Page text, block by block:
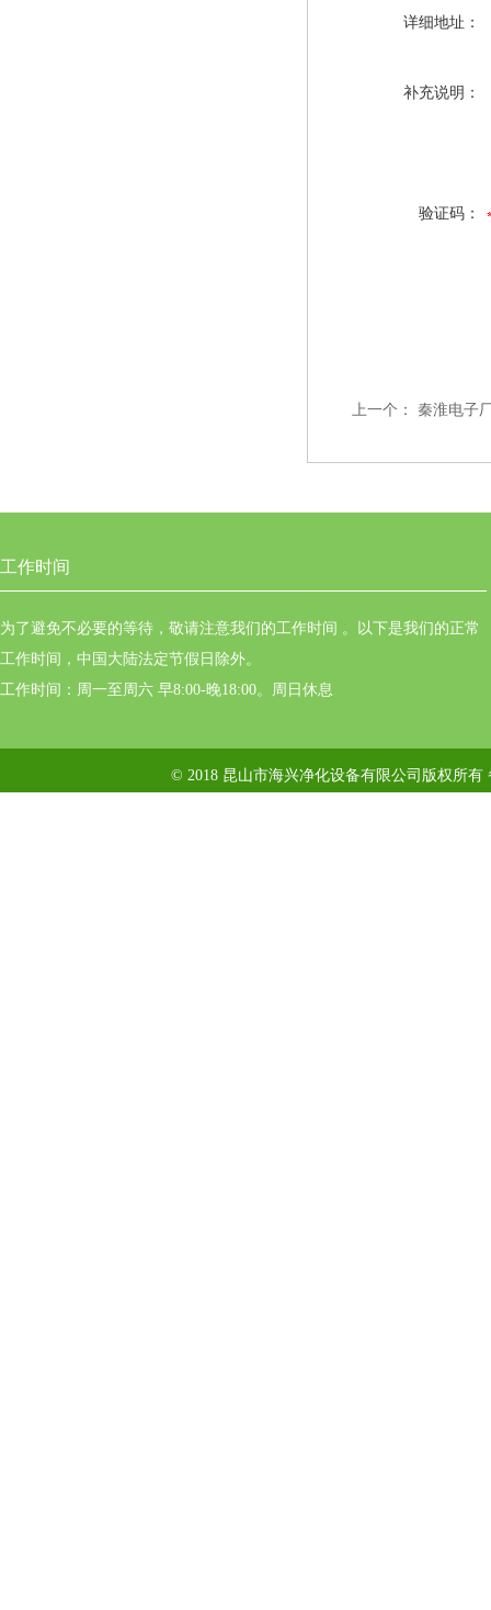
详细地址：
补充说明：
验证码：
上一个： 秦淮电子
工作时间
为了避免不必要的等待，敬请注意我们的工作时间 。以下是我们的正常
工作时间，中国大陆法定节假日除外。
工作时间：周一至周六 早8:00-晚18:00。周日休息
© 2018 昆山市海兴净化设备有限公司版权所有